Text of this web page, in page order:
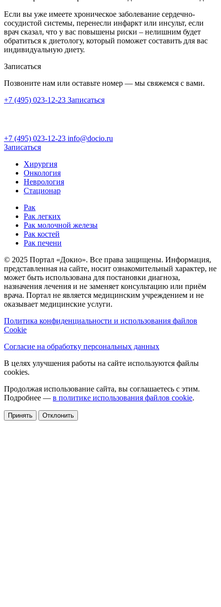
Если вы уже имеете хроническое заболевание сердечно-
сосудистой системы, перенесли инфаркт или инсульт, если
врач сказал, что у вас повышены риски – нелишним будет
обратиться к диетологу, который поможет составить для вас
индивидуальную диету.
Записаться
Позвоните нам или оставьте номер — мы свяжемся с вами.
+7 (495) 023-12-23 Записаться
+7 (495) 023-12-23 info@docio.ru
Записаться
Хирургия
Онкология
Неврология
Стационар
Рак
Рак легких
Рак молочной железы
Рак костей
Рак печени
© 2025 Портал «Докио». Все права защищены. Информация,
представленная на сайте, носит ознакомительный характер, не
может быть использована для постановки диагноза,
назначения лечения и не заменяет консультацию или приём
врача. Портал не является медицинским учреждением и не
оказывает медицинские услуги.
Политика конфиденциальности и использования файлов
Cookie
Согласие на обработку персональных данных
В целях улучшения работы на сайте используются файлы
cookies.
Продолжая использование сайта, вы соглашаетесь с этим.
Подробнее — в политике использования файлов cookie.
Принять Отклонить